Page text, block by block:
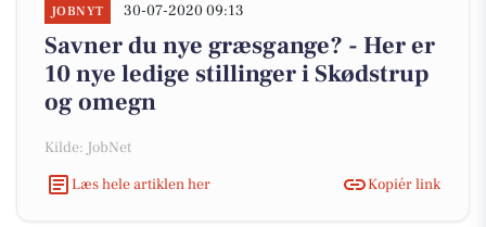
JOBNYT 30-07-2020 09:13
Savner du nye græsgange? - Her er
10 nye ledige stillinger i Skødstrup
og omegn
Kilde: JobNet
Læs hele artiklen her
Kopiér link